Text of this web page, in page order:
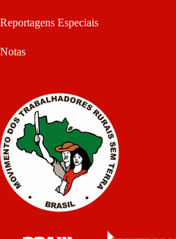
Reportagens Especiais
Notas